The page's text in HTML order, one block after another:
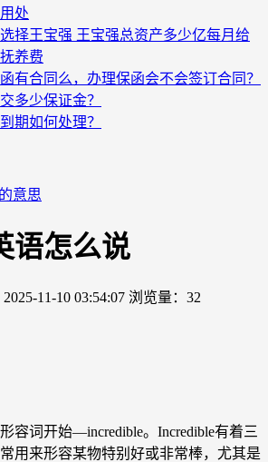
处
择王宝强 王宝强总资产多少亿每月给
养费
有合同么，办理保函会不会签订合同？
多少保证金？
期如何处理？
意思
语怎么说
11-10 03:54:07 浏览量：32
容词开始—incredible。Incredible有着三
用来形容某物特别好或非常棒，尤其是